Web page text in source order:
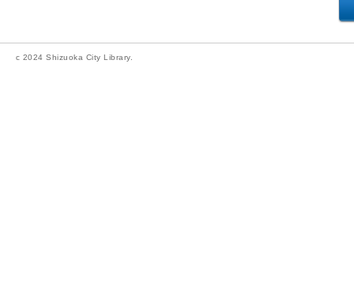
c 2024 Shizuoka City Library.